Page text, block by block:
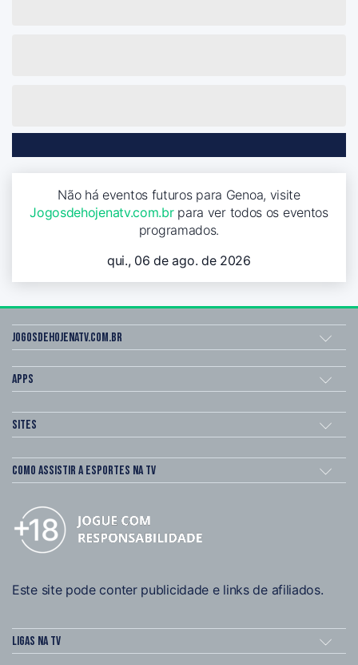
Não há eventos futuros para Genoa, visite
Jogosdehojenatv.com.brpara ver todos os eventos
programados.
qui., 06 de ago. de 2026
Jogosdehojenatv.com.br
Apps
Sites
Como assistir a esportes na TV
Este site pode conter publicidade e links de afiliados.
Ligas na TV